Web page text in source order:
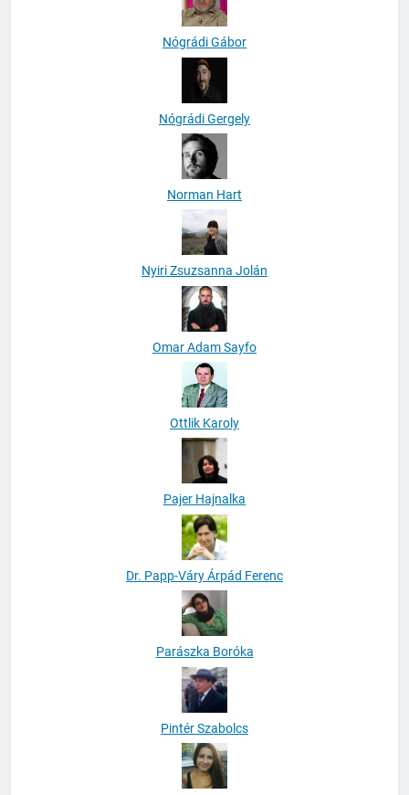
Nógrádi Gábor
Nógrádi Gergely
Norman Hart
Nyiri Zsuzsanna Jolán
Omar Adam Sayfo
Ottlik Karoly
Pajer Hajnalka
Dr. Papp-Váry Árpád Ferenc
Parászka Boróka
Pintér Szabolcs